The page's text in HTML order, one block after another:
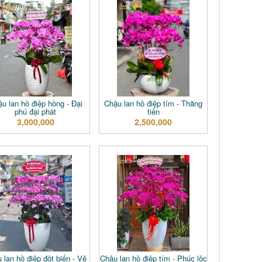
lan hồ điệp hồng - Đại
phú đại phát
3,000,000
Chậu lan hồ điệp tím - Thăng
tiến
2,500,000
lan hồ điệp đột biến - Vẻ Chậu lan hồ điệp tím - Phúc lộc